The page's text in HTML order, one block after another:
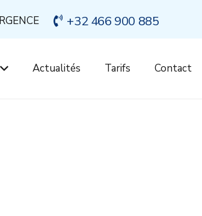
+32 466 900 885
Actualités Tarifs Contact